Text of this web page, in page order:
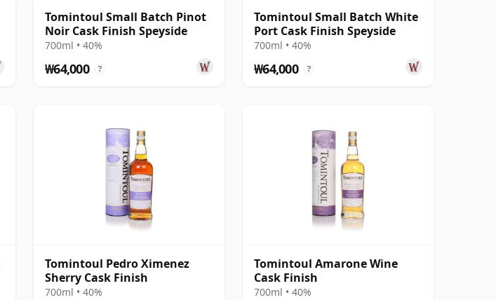
Tomintoul Small Batch Pinot
Noir Cask Finish Speyside
700ml • 40%
₩64,000 ?
Tomintoul Small Batch White
Port Cask Finish Speyside
700ml • 40%
₩64,000 ?
Tomintoul Pedro Ximenez
Sherry Cask Finish
700ml • 40%
Tomintoul Amarone Wine
Cask Finish
700ml • 40%